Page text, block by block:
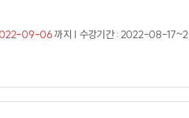
09-06까지 | 수강기간 : 2022-08-